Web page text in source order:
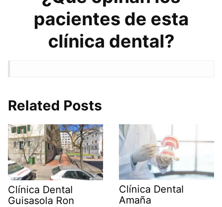
pacientes de esta
clínica dental?
Related Posts
Clínica Dental
Guisasola Ron
Clínica Dental
Amaña